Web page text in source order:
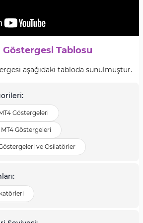
Göstergesi Tablosu
aşağıdaki tabloda sunulmuştur.
:
Göstergeleri
MT4 Göstergeleri
ve Osilatörler
: